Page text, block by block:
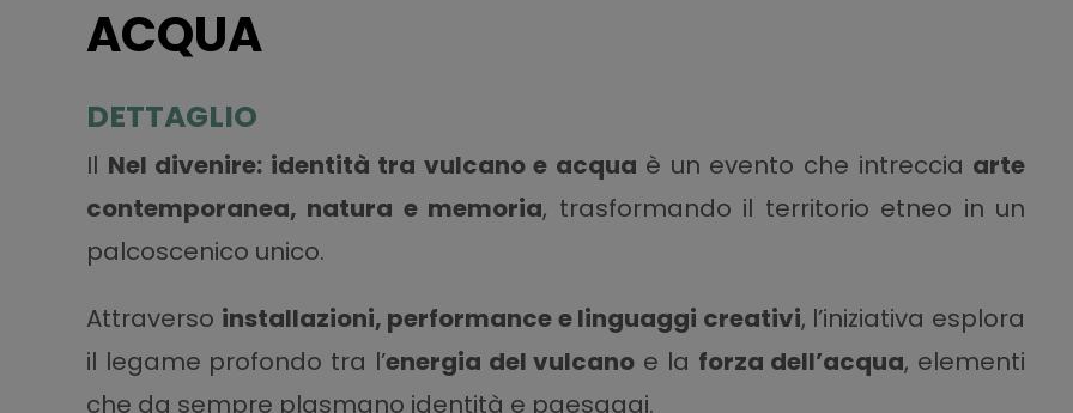
ACQUA
DETTAGLIO
Il Nel divenire: identità tra vulcano e acqua è un evento che intreccia arte
contemporanea, natura e memoria, trasformando il territorio etneo in un
palcoscenico unico.
Attraverso installazioni, performance e linguaggi creativi, l’iniziativa esplora
il legame profondo tra l’energia del vulcano e la forza dell’acqua, elementi
che da sempre plasmano identità e paesaggi.